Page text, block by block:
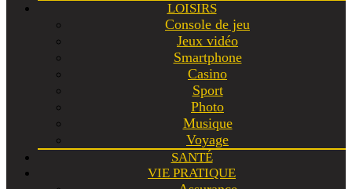
LOISIRS
Console de jeu
Jeux vidéo
Smartphone
Casino
Sport
Photo
Musique
Voyage
SANTÉ
VIE PRATIQUE